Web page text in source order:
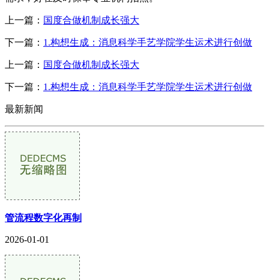
上一篇： 国度合做机制成长强大
下一篇： 1.构想生成：消息科学手艺学院学生运术进行创做
上一篇： 国度合做机制成长强大
下一篇： 1.构想生成：消息科学手艺学院学生运术进行创做
最新新闻
管流程数字化再制
2026-01-01